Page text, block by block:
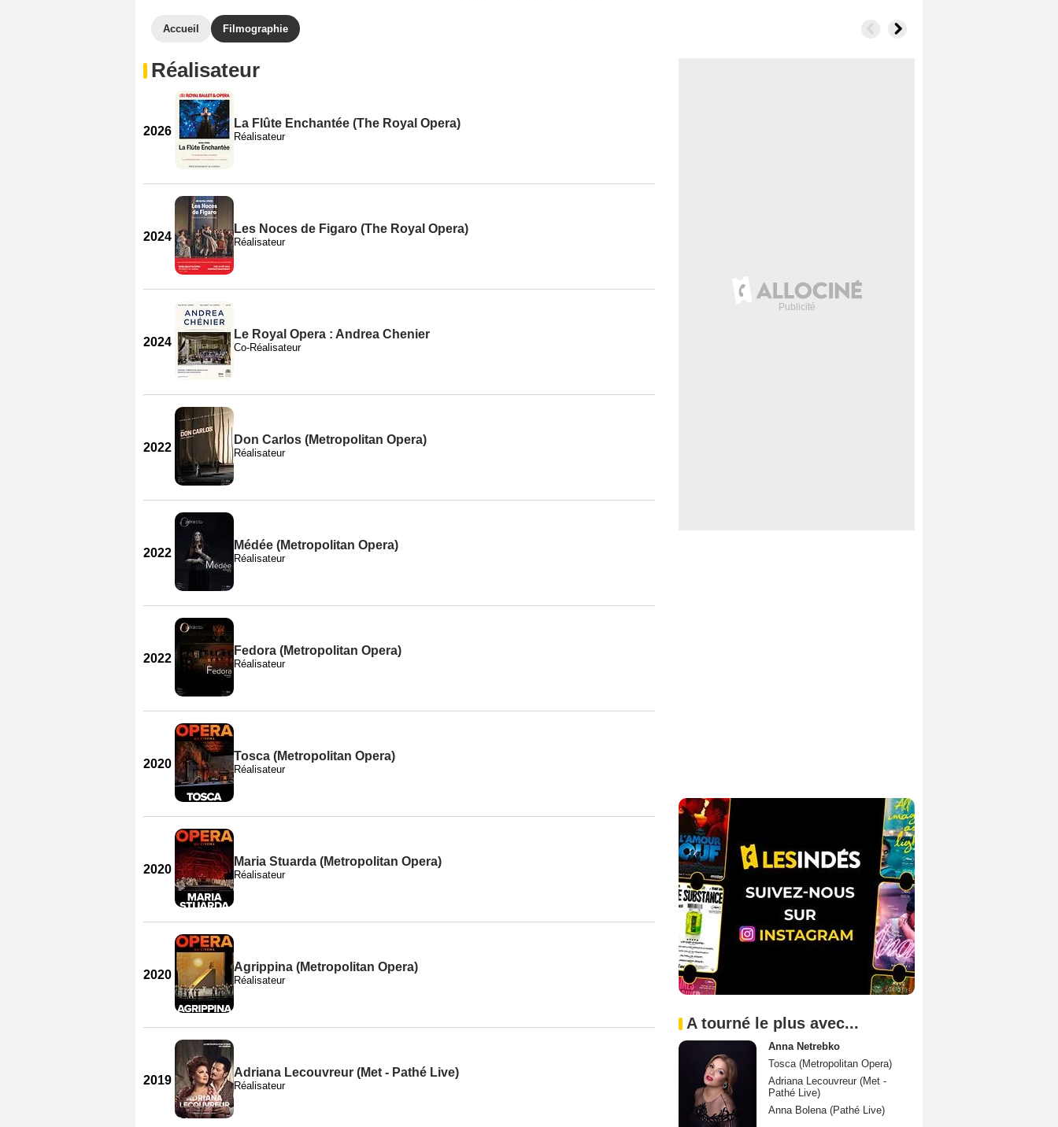
Accueil Filmographie
Réalisateur
2026
La Flûte Enchantée (The Royal Opera)
Réalisateur
2024
Les Noces de Figaro (The Royal Opera)
Réalisateur
2024
Le Royal Opera : Andrea Chenier
Co-Réalisateur
2022
Don Carlos (Metropolitan Opera)
Réalisateur
2022
Médée (Metropolitan Opera)
Réalisateur
2022
Fedora (Metropolitan Opera)
Réalisateur
2020
Tosca (Metropolitan Opera)
Réalisateur
2020
Maria Stuarda (Metropolitan Opera)
Réalisateur
2020
Agrippina (Metropolitan Opera)
Réalisateur
2019
Adriana Lecouvreur (Met - Pathé Live)
Réalisateur
A tourné le plus avec...
Anna Netrebko
Tosca (Metropolitan Opera)
Adriana Lecouvreur (Met -
Pathé Live)
Anna Bolena (Pathé Live)